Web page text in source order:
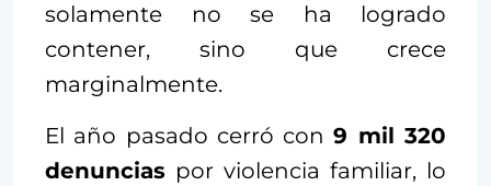
solamente no se ha logrado
contener, sino que crece
marginalmente.
El año pasado cerró con9 mil 320
denuncias por violencia familiar, lo